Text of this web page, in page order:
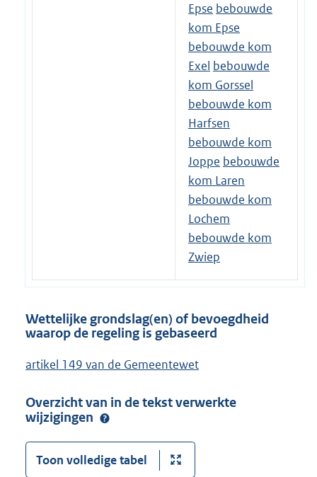
Epse bebouwde
kom Epse
bebouwde kom
Exel bebouwde
kom Gorssel
bebouwde kom
Harfsen
bebouwde kom
Joppe bebouwde
kom Laren
bebouwde kom
Lochem
bebouwde kom
Zwiep
Wettelijke grondslag(en) of bevoegdheid
waarop de regeling is gebaseerd
artikel 149 van de Gemeentewet
Overzicht van in de tekst verwerkte
wijzigingen
Toon volledige tabel